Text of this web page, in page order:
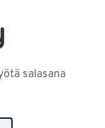
salasana